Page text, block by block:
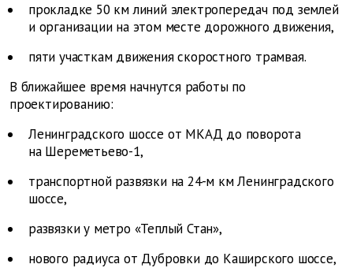
прокладке 50 км линий электропередач под землей
и организации на этом месте дорожного движения,
пяти участкам движения скоростного трамвая.
В ближайшее время начнутся работы по
проектированию:
Ленинградского шоссе от МКАД до поворота
на Шереметьево-1,
транспортной развязки на 24-м км Ленинградского
шоссе,
развязки у метро «Теплый Стан»,
нового радиуса от Дубровки до Каширского шоссе,